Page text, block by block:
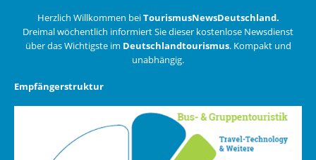
Herzlich Willkommen beiTourismusNewsDeutschland.
Dreimal wöchentlich informiert Sie dieser kostenlose Newsdienst
über das Wichtigste im Deutschlandtourismus. Kompakt und
unabhängig.
Empfängerstruktur